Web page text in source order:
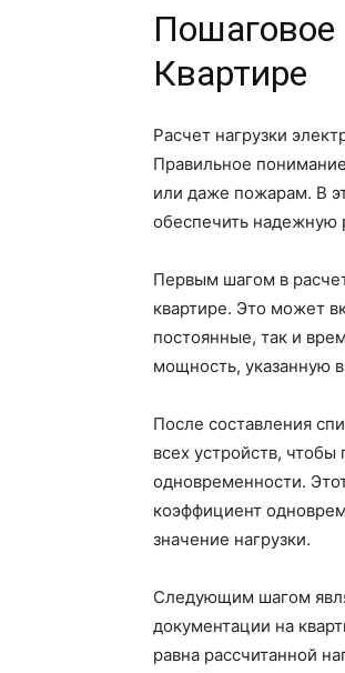
Пошаговое
Квартире
Расчет нагрузки
Правильное
или даже пожарам. В
обеспечить надежную
Первым шагом в
квартире. Это может
постоянные, так и
мощность, указанную
После составления
всех устройств,
одновременности.
коэффициент
значение нагрузки.
Следующим шагом
документации на
равна рассчитанной